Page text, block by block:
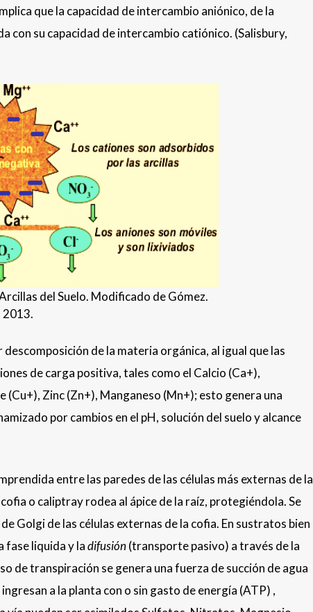
que la capacidad de intercambio aniónico, de la
con su capacidad de intercambio catiónico. (Salisbury,
del Suelo. Modificado de Gómez.
2013.
de la materia orgánica, al igual que las
de carga positiva, tales como el Calcio (Ca+),
Zinc (Zn+), Manganeso (Mn+); esto genera una
por cambios en el pH, solución del suelo y alcance
entre las paredes de las células más externas de la
o caliptray rodea al ápice de la raíz, protegiéndola. Se
Golgi de las células externas de la cofia. En sustratos bien
fase liquida y ladifusión(transporte pasivo) a través de la
de transpiración se genera una fuerza de succión de agua
ingresan a la planta con o sin gasto de energía (ATP) ,